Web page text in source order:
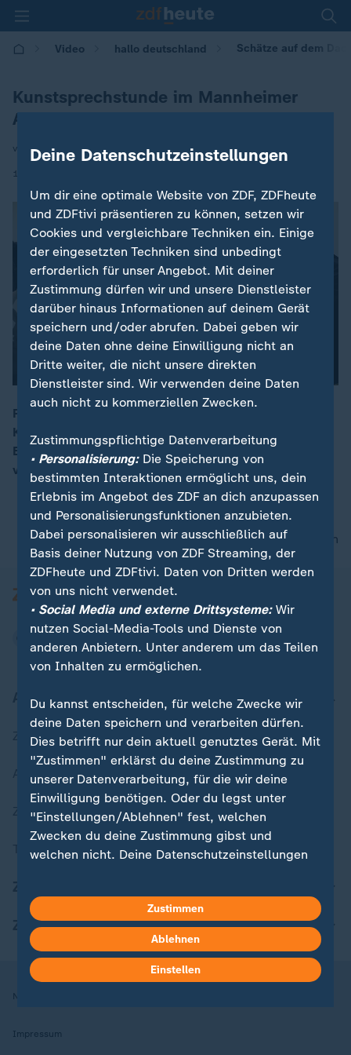
Video hallo deutschland Schätze auf dem
Kunstsprechstunde im Mannheimer
Auktionshaus
von Tim Mahlo
13.04.2026 | 17:10
00:16
Picasso auf dem Dachboden oder Goldschmuck im
Keller? In einer kostenlosen Sprechstunde schätzen
Experten wie Charles Bamberger regelmäßig den Wert
von Schmuck und Kunstwerken für Laien ein.
nach oben
Aktuell bei ZDFheute
Zuletzt veröffentlicht
Aktuelle Sendungs-Videos
ZDFheute Stories
Themen im Überblick
ZDFheute Apps
Nutzungsbedingungen
Impressum
Deine Datenschutzeinstellungen
Um dir eine optimale Website von ZDF, ZDFheute
und ZDFtivi präsentieren zu können, setzen wir
Cookies und vergleichbare Techniken ein. Einige
der eingesetzten Techniken sind unbedingt
erforderlich für unser Angebot. Mit deiner
Zustimmung dürfen wir und unsere Dienstleister
darüber hinaus Informationen auf deinem Gerät
speichern und/oder abrufen. Dabei geben wir
deine Daten ohne deine Einwilligung nicht an
Dritte weiter, die nicht unsere direkten
Dienstleister sind. Wir verwenden deine Daten
auch nicht zu kommerziellen Zwecken.
Zustimmungspflichtige Datenverarbeitung
• Personalisierung:Die Speicherung von
bestimmten Interaktionen ermöglicht uns, dein
Erlebnis im Angebot des ZDF an dich anzupassen
und Personalisierungsfunktionen anzubieten.
Dabei personalisieren wir ausschließlich auf
Basis deiner Nutzung von ZDF Streaming, der
ZDFheute und ZDFtivi. Daten von Dritten werden
von uns nicht verwendet.
• Social Media und externe Drittsysteme:Wir
nutzen Social-Media-Tools und Dienste von
anderen Anbietern. Unter anderem um das Teilen
von Inhalten zu ermöglichen.
Du kannst entscheiden, für welche Zwecke wir
deine Daten speichern und verarbeiten dürfen.
Dies betrifft nur dein aktuell genutztes Gerät. Mit
"Zustimmen" erklärst du deine Zustimmung zu
unserer Datenverarbeitung, für die wir deine
Einwilligung benötigen. Oder du legst unter
"Einstellungen/Ablehnen" fest, welchen
Zwecken du deine Zustimmung gibst und
welchen nicht. Deine Datenschutzeinstellungen
Hier findest du das Impressum.
Weitere Informationen findest du in unserer
Datenschutzerklärung.
Zustimmen
Ablehnen
Einstellen